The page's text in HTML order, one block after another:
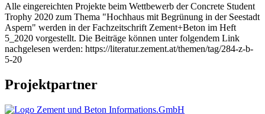
Alle eingereichten Projekte beim Wettbewerb der Concrete Student
Trophy 2020 zum Thema "Hochhaus mit Begrünung in der Seestadt
Aspern" werden in der Fachzeitschrift Zement+Beton im Heft
5_2020 vorgestellt. Die Beiträge können unter folgendem Link
nachgelesen werden: https://literatur.zement.at/themen/tag/284-z-b-
5-20
Projektpartner